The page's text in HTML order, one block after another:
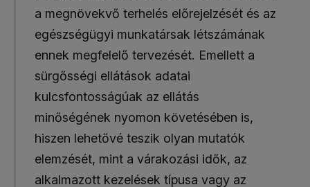
a megnövekvő terhelés előrejelzését és az
egészségügyi munkatársak létszámának
ennek megfelelő tervezését. Emellett a
sürgősségi ellátások adatai
kulcsfontosságúak az ellátás
minőségének nyomon követésében is,
hiszen lehetővé teszik olyan mutatók
elemzését, mint a várakozási idők, az
alkalmazott kezelések típusa vagy az